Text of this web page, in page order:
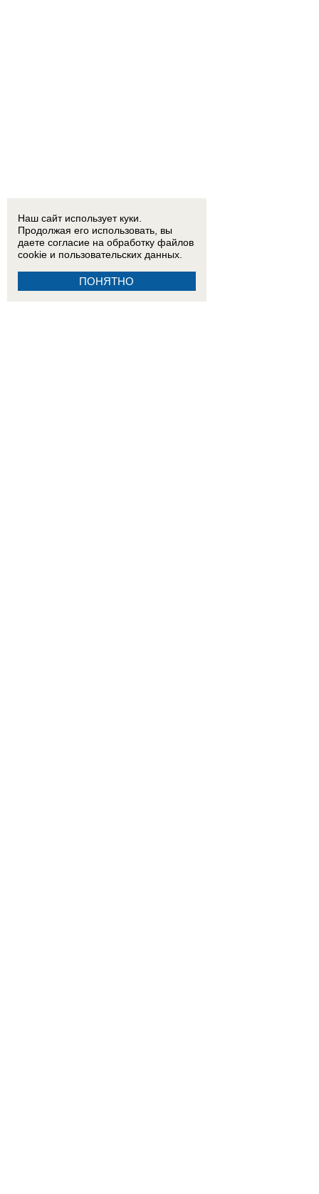
Наш сайт использует куки.
Продолжая его использовать, вы
даете согласие на обработку файлов
cookie и пользовательских данных.
ПОНЯТНО